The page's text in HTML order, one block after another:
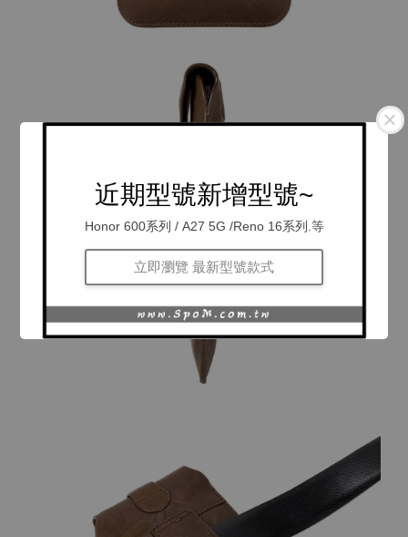
近期型號新增型號~
Honor 600系列 / A27 5G /Reno 16系列.等
立即瀏覽 最新型號款式